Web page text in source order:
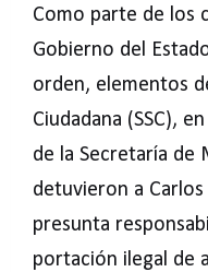
Como parte de los
Gobierno del
orden, elementos
Ciudadana (SSC),
de la Secretaría de
detuvieron a
presunta
portación ilegal de